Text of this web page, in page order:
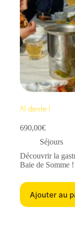
Al dente !
690,00€
Séjours
Découvrir la
Baie de Somme !
Ajouter au